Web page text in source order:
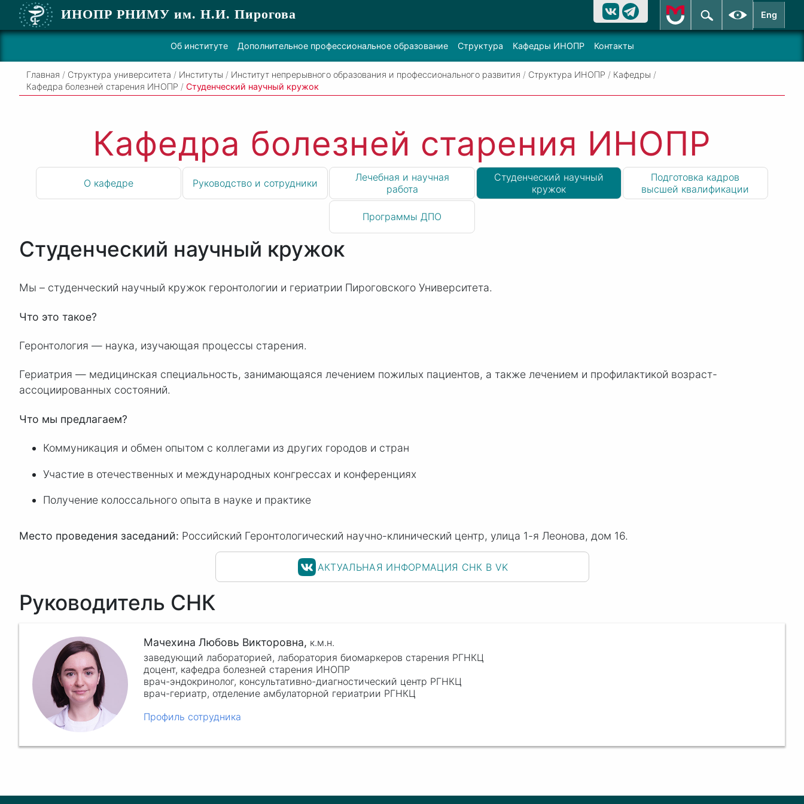
ИНОПР РНИМУ им. Н.И. Пирогова Eng
Об институте Дополнительное профессиональное образование Структура Кафедры ИНОПР Контакты
Главная / Структура университета / Институты / Институт непрерывного образования и профессионального развития / Структура ИНОПР / Кафедры /
Кафедра болезней старения ИНОПР / Студенческий научный кружок
Кафедра болезней старения ИНОПР
О кафедре Руководство и сотрудники
Лечебная и научная
работа
Студенческий научный
кружок
Подготовка кадров
высшей квалификации
Программы ДПО
Студенческий научный кружок
Мы – студенческий научный кружок геронтологии и гериатрии Пироговского Университета.
Что это такое?
Геронтология — наука, изучающая процессы старения.
Гериатрия — медицинская специальность, занимающаяся лечением пожилых пациентов, а также лечением и профилактикой возраст-
ассоциированных состояний.
Что мы предлагаем?
Коммуникация и обмен опытом с коллегами из других городов и стран
Участие в отечественных и международных конгрессах и конференциях
Получение колоссального опыта в науке и практике
Место проведения заседаний: Российский Геронтологический научно-клинический центр, улица 1-я Леонова, дом 16.
АКТУАЛЬНАЯ ИНФОРМАЦИЯ СНК В VK
Руководитель СНК
Мачехина Любовь Викторовна, к.м.н.
заведующий лабораторией, лаборатория биомаркеров старения РГНКЦ
доцент, кафедра болезней старения ИНОПР
врач-эндокринолог, консультативно-диагностический центр РГНКЦ
врач-гериатр, отделение амбулаторной гериатрии РГНКЦ
Профиль сотрудника